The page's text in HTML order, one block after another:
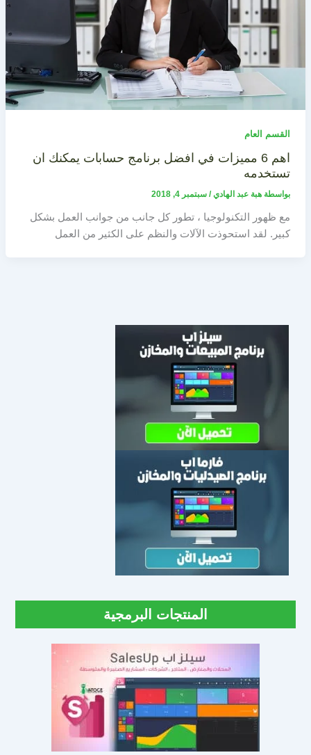
القسم العام
اهم 6 مميزات في افضل برنامج حسابات يمكنك ان
تستخدمه
بواسطة هبة عبد الهادي/ سبتمبر 4, 2018
مع ظهور التكنولوجيا ، تطور كل جانب من جوانب العمل بشكل
كبير. لقد استحوذت الآلات والنظم على الكثير من العمل
المنتجات البرمجية